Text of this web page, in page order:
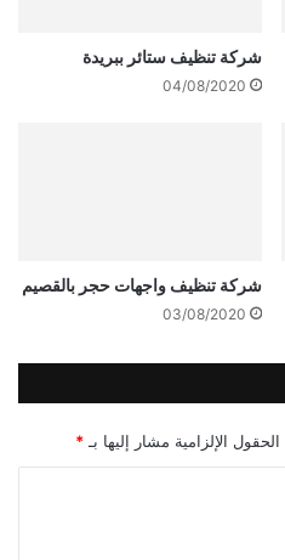
شركة تنظيف ستائر ببريدة
04/08/2020
شركة تنظيف واجهات حجر بالقصيم
03/08/2020
الحقول الإلزامية مشار إليها بـ *